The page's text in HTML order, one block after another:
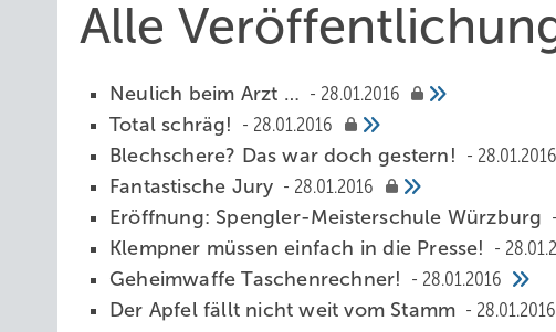
Alle
Neulich beim Arzt …
28.01.2016
Total schräg!
28.01.2016
Blechschere? Das war doch gestern!
28.01.2016
Fantastische Jury
28.01.2016
Eröffnung: Spengler-Meisterschule Würzburg
Klempner müssen einfach in die Presse!
Geheimwaffe Taschenrechner!
28.01.2016
Der Apfel fällt nicht weit vom Stamm
28.01.2016